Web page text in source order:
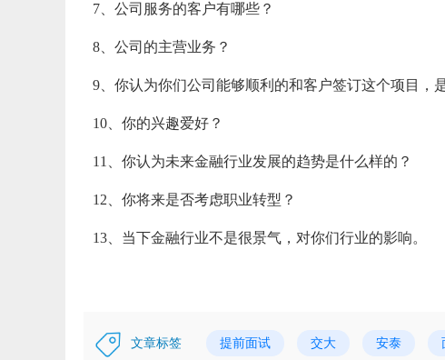
7、公司服务的客户有哪些？
8、公司的主营业务？
9、你认为你们公司能够顺利的和客户签订这个项目，
10、你的兴趣爱好？
11、你认为未来金融行业发展的趋势是什么样的？
12、你将来是否考虑职业转型？
13、当下金融行业不是很景气，对你们行业的影响。
文章标签 提前面试 交大 安泰